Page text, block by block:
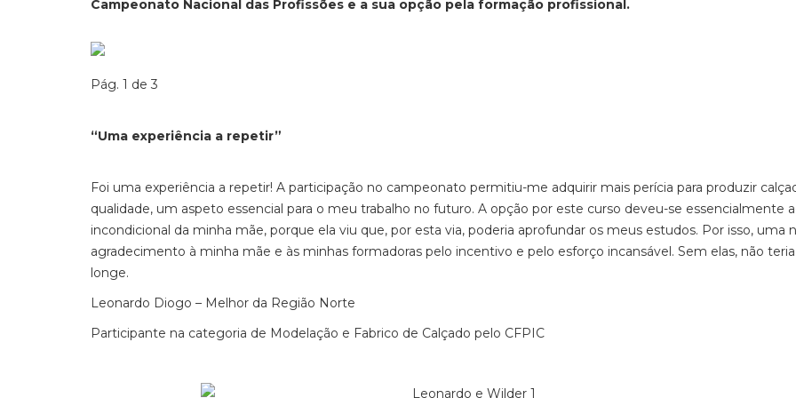
Campeonato Nacional das Profissões e a sua opção pela formação profissional.
Pág. 1 de 3
“Uma experiência a repetir”
Foi uma experiência a repetir! A participação no campeonato permitiu-me adquirir mais perícia para produzir
qualidade, um aspeto essencial para o meu trabalho no futuro. A opção por este curso deveu-se essencialmente
incondicional da minha mãe, porque ela viu que, por esta via, poderia aprofundar os meus estudos. Por isso, uma
agradecimento à minha mãe e às minhas formadoras pelo incentivo e pelo esforço incansável. Sem elas, não
longe.
Leonardo Diogo – Melhor da Região Norte
Participante na categoria de Modelação e Fabrico de Calçado pelo CFPIC